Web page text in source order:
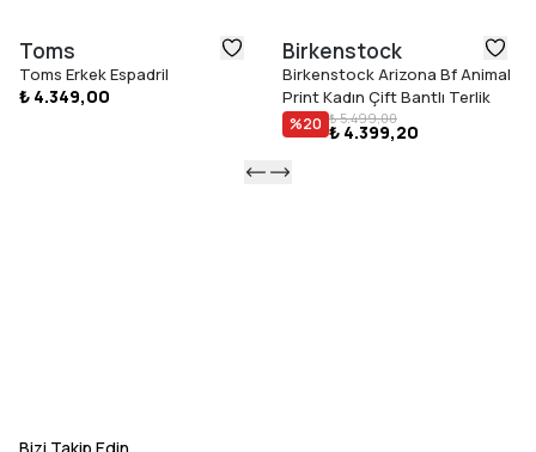
Toms
Toms Erkek Espadril
₺ 4.349,00
Birkenstock
Birkenstock Arizona Bf Animal
Print Kadın Çift Bantlı Terlik
%20 ₺ 5.499,00
₺ 4.399,20